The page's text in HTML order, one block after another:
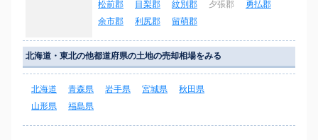
松前郡
目梨郡 紋別郡 夕張郡
勇払郡
余市郡
利尻郡 留萌郡
北海道・東北の他都道府県の土地の売却相場をみる
北海道 青森県 岩手県 宮城県
秋田県
山形県
福島県